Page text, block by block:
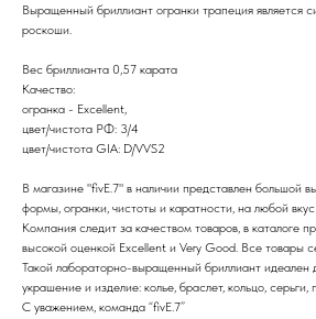
Выращенный бриллиант огранки трапеция является
роскоши.
Вес бриллианта 0,57 карата
Качество:
огранка - Excellent,
цвет/чистота РФ: 3/4
цвет/чистота GIA: D/VVS2
В магазине "fivE.7" в наличии представлен большой
формы, огранки, чистоты и каратности, на любой
Компания следит за качеством товаров, в каталоге
высокой оценкой Excellent и Very Good. Все товары
Такой лабораторно-выращенный бриллиант идеален
украшение и изделие: колье, браслет, кольцо, серьги,
С уважением, команда “fivE.7”